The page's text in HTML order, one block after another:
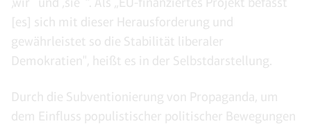
[es] sich mit dieser Herausforderung und
gewährleistet so die Stabilität liberaler
Demokratien", heißt es in der Selbstdarstellung.
Durch die Subventionierung von Propaganda, um
dem Einfluss populistischer politischer Bewegungen